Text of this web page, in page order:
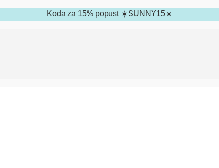
Koda za 15% popust ☀️SUNNY15☀️